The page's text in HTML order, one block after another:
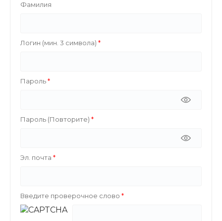
Фамилия
Логин (мин. 3 символа)
Пароль
Пароль (Повторите)
Эл. почта
Введите проверочное слово